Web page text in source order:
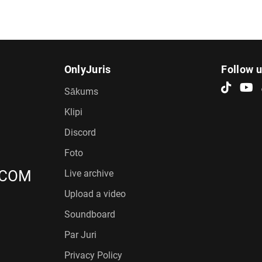
OnlyJuris
Sākums
Klipi
Discord
Foto
Live archive
Upload a video
Soundboard
Par Juri
Privacy Policy
Follow